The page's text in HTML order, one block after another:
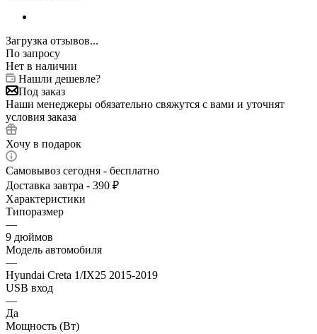
Загрузка отзывов...
По запросу
Нет в наличии
Нашли дешевле?
Под заказ
Наши менеджеры обязательно свяжутся с вами и уточнят
условия заказа
Хочу в подарок
Самовывоз сегодня - бесплатно
Доставка завтра - 390 ₽
Характеристики
Типоразмер
—
9 дюймов
Модель автомобиля
—
Hyundai Creta 1/IX25 2015-2019
USB вход
—
Да
Мощность (Вт)